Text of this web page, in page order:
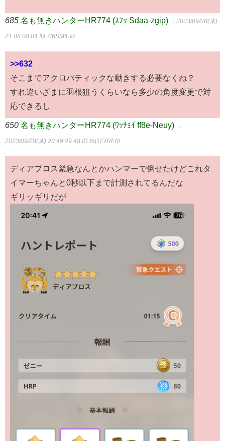
685 名も無きハンターHR774 (ｽﾌｯ Sdaa-zgip) ：2023/09/28(木)
21:08:08.04 ID:7l6SMIEId
>>632
そこまでアクロバティックな動きする必要なくね？
すれ違いざまに羽根狙うくらいなら多少の角度変更で対
応できるし
650 名も無きハンターHR774 (ﾜｯﾁｮｲ ff8e-Neuy) ：
2023/09/28(木) 20:49:49.48 ID:8q1FzREf0
ディアブロス緊急なんとかハンマーで倒せたけどこれタ
イマーちゃんと0秒以下まで計測されてるんだな
ギリッギリだが